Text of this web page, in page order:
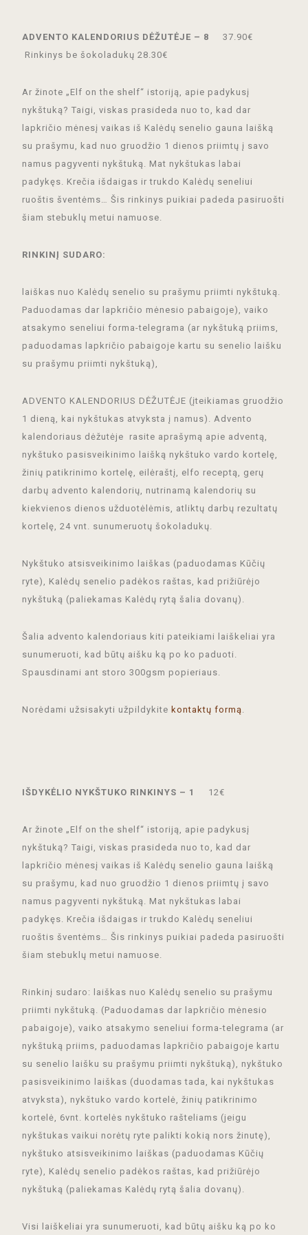
ADVENTO KALENDORIUS DĖŽUTĖJE – 8
37.90€
Rinkinys be šokoladukų 28.30€
Ar žinote „Elf on the shelf“ istoriją, apie padykusį
nykštuką? Taigi, viskas prasideda nuo to, kad dar
lapkričio mėnesį vaikas iš Kalėdų senelio gauna laišką
su prašymu, kad nuo gruodžio 1 dienos priimtų į savo
namus pagyventi nykštuką. Mat nykštukas labai
padykęs. Krečia išdaigas ir trukdo Kalėdų seneliui
ruoštis šventėms… Šis rinkinys puikiai padeda pasiruošti
šiam stebuklų metui namuose.
RINKINĮ SUDARO:
laiškas nuo Kalėdų senelio su prašymu priimti nykštuką.
Paduodamas dar lapkričio mėnesio pabaigoje), vaiko
atsakymo seneliui forma-telegrama (ar nykštuką priims,
paduodamas lapkričio pabaigoje kartu su senelio laišku
su prašymu priimti nykštuką),
ADVENTO KALENDORIUS DĖŽUTĖJE (įteikiamas gruodžio
1 dieną, kai nykštukas atvyksta į namus). Advento
kalendoriaus dėžutėje rasite aprašymą apie adventą,
nykštuko pasisveikinimo laišką nykštuko vardo kortelę,
žinių patikrinimo kortelę, eilėraštį, elfo receptą, gerų
darbų advento kalendorių, nutrinamą kalendorių su
kiekvienos dienos užduotėlėmis, atliktų darbų rezultatų
kortelę, 24 vnt. sunumeruotų šokoladukų.
Nykštuko atsisveikinimo laiškas (paduodamas Kūčių
ryte), Kalėdų senelio padėkos raštas, kad prižiūrėjo
nykštuką (paliekamas Kalėdų rytą šalia dovanų).
Šalia advento kalendoriaus kiti pateikiami laiškeliai yra
sunumeruoti, kad būtų aišku ką po ko paduoti.
Spausdinami ant storo 300gsm popieriaus.
Norėdami užsisakyti užpildykite kontaktų formą
IŠDYKĖLIO NYKŠTUKO RINKINYS – 1 12€
Ar žinote „Elf on the shelf“ istoriją, apie padykusį
nykštuką? Taigi, viskas prasideda nuo to, kad dar
lapkričio mėnesį vaikas iš Kalėdų senelio gauna laišką
su prašymu, kad nuo gruodžio 1 dienos priimtų į savo
namus pagyventi nykštuką. Mat nykštukas labai
padykęs. Krečia išdaigas ir trukdo Kalėdų seneliui
ruoštis šventėms… Šis rinkinys puikiai padeda pasiruošti
šiam stebuklų metui namuose.
Rinkinį sudaro: laiškas nuo Kalėdų senelio su prašymu
priimti nykštuką. (Paduodamas dar lapkričio mėnesio
pabaigoje), vaiko atsakymo seneliui forma-telegrama (ar
nykštuką priims, paduodamas lapkričio pabaigoje kartu
su senelio laišku su prašymu priimti nykštuką), nykštuko
pasisveikinimo laiškas (duodamas tada, kai nykštukas
atvyksta), nykštuko vardo kortelė, žinių patikrinimo
kortelė, 6vnt. kortelės nykštuko rašteliams (jeigu
nykštukas vaikui norėtų ryte palikti kokią nors žinutę),
nykštuko atsisveikinimo laiškas (paduodamas Kūčių
ryte), Kalėdų senelio padėkos raštas, kad prižiūrėjo
nykštuką (paliekamas Kalėdų rytą šalia dovanų).
Visi laiškeliai yra sunumeruoti, kad būtų aišku ką po ko